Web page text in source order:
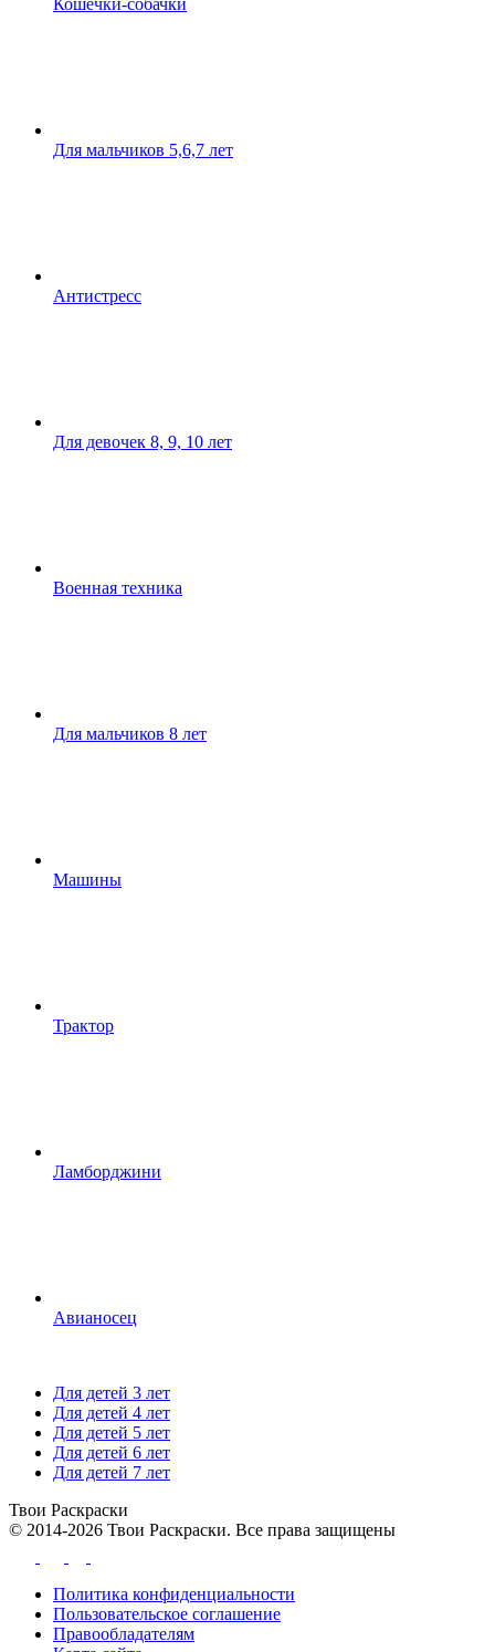
Кошечки-собачки
Для мальчиков 5,6,7 лет
Антистресс
Для девочек 8, 9, 10 лет
Военная техника
Для мальчиков 8 лет
Машины
Трактор
Ламборджини
Авианосец
Для детей 3 лет
Для детей 4 лет
Для детей 5 лет
Для детей 6 лет
Для детей 7 лет
Твои Раскраски
© 2014-2026 Твои Раскраски. Все права защищены
Политика конфиденциальности
Пользовательское соглашение
Правообладателям